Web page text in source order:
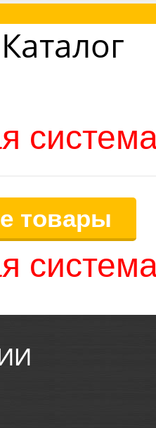
Каталог
товары